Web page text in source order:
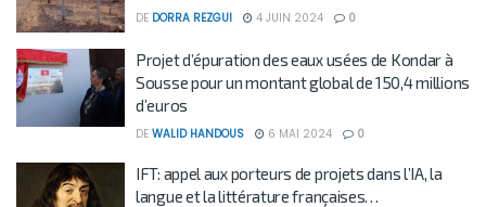
DE DORRA REZGUI 4 JUIN 2024 0
Projet d’épuration des eaux usées de Kondar à
Sousse pour un montant global de 150,4 millions
d’euros
DE WALID HANDOUS 6 MAI 2024 0
IFT: appel aux porteurs de projets dans l’IA, la
langue et la littérature françaises…